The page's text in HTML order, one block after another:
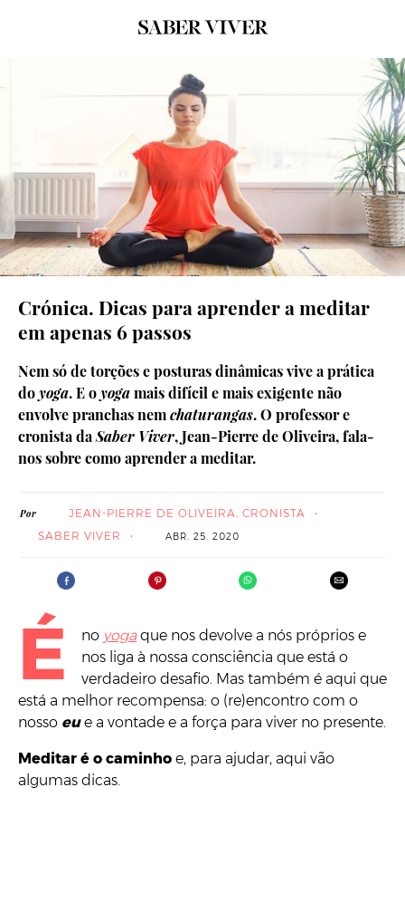
© Getty Images
Crónica. Dicas para aprender a meditar
em apenas 6 passos
Nem só de torções e posturas dinâmicas vive a prática
doyoga. E oyogamais difícil e mais exigente não
envolve pranchas nemchaturangas. O professor e
cronista daSaber Viver, Jean-Pierre de Oliveira, fala-
nos sobre como aprender a meditar.
Por
JEAN-PIERRE DE OLIVEIRA, CRONISTA
SABER VIVER
ABR. 25. 2020
É no yogaque nos devolve a nós próprios e
nos liga à nossa consciência que está o
verdadeiro desafio. Mas também é aqui que
está a melhor recompensa: o (re)encontro com o
nosso eue a vontade e a força para viver no presente.
Meditar é o caminho e, para ajudar, aqui vão
algumas dicas.